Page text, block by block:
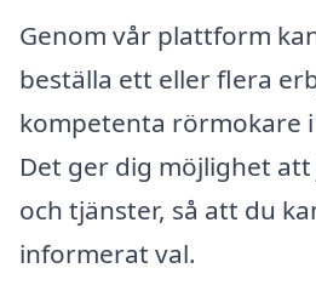
Genom vår plattform
beställa ett eller flera
kompetenta rörmokare
Det ger dig möjlighet
och tjänster, så att du
informerat val.